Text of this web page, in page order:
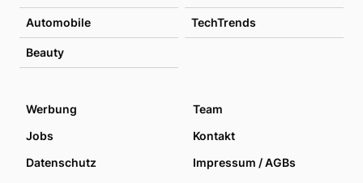
Automobile TechTrends
Beauty
Werbung
Team
Jobs
Kontakt
Datenschutz
Impressum / AGBs